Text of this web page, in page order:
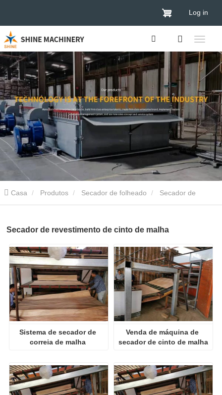
Log in
Casa Produtos Secador de folheado
Secador de revestimento de cinto de malha
Sistema de secador de
correia de malha
Venda de máquina de
secador de cinto de malha